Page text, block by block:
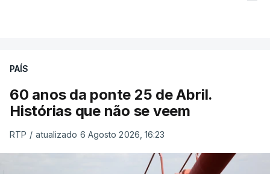
PAÍS
60 anos da ponte 25 de Abril.
Histórias que não se veem
RTP / atualizado 6 Agosto 2026, 16:23